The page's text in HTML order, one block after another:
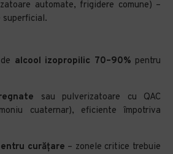
automate, frigidere comune) –
superficial.
alcool izopropilic 70–90% pentru
sau pulverizatoare cu QAC
cuaternar), eficiente împotriva
curățare – zonele critice trebuie